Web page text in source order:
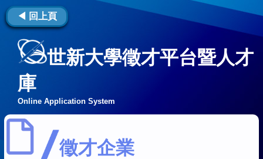
◀ 回上頁
世新大學徵才平台暨人才
庫
Online Application System
徵才企業